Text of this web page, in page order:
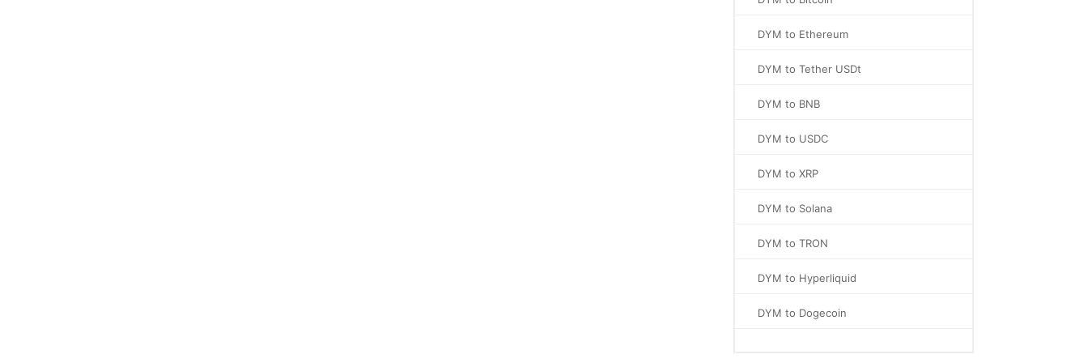
DYM to Ethereum
DYM to Tether USDt
DYM to BNB
DYM to USDC
DYM to XRP
DYM to Solana
DYM to TRON
DYM to Hyperliquid
DYM to Dogecoin